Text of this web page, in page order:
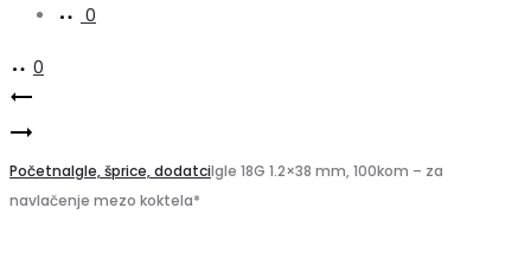
0
0
Product
navigation
H2O
namještaj
MERCATOR
MEDICAL
Nitrilne
PočetnaIgle, šprice, dodatciIgle 18G 1.2×38 mm, 100kom – za
navlačenje mezo koktela*